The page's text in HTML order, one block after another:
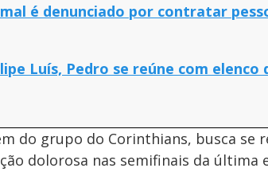
é denunciado por contratar
Luís, Pedro se reúne com
do grupo do Corinthians, busca
dolorosa nas semifinais da última